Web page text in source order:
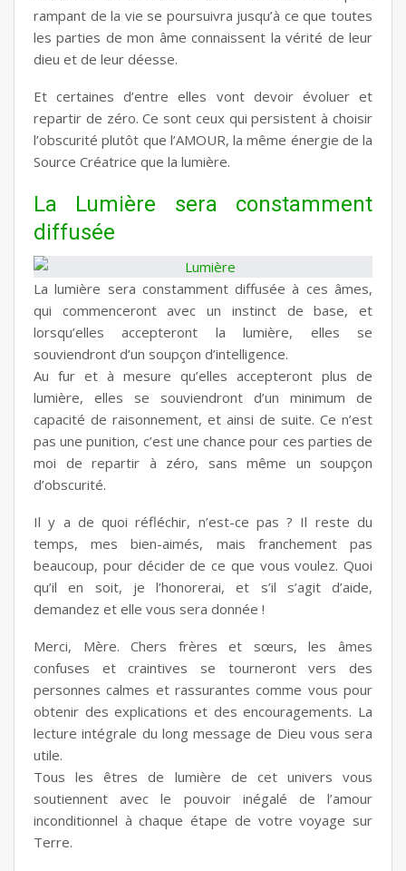
rampant de la vie se poursuivra jusqu’à ce que toutes
les parties de mon âme connaissent la vérité de leur
dieu et de leur déesse.
Et certaines d’entre elles vont devoir évoluer et
repartir de zéro. Ce sont ceux qui persistent à choisir
l’obscurité plutôt que l’AMOUR, la même énergie de la
Source Créatrice que la lumière.
La Lumière sera constamment
diffusée
La lumière sera constamment diffusée à ces âmes,
qui commenceront avec un instinct de base, et
lorsqu’elles accepteront la lumière, elles se
souviendront d’un soupçon d’intelligence.
Au fur et à mesure qu’elles accepteront plus de
lumière, elles se souviendront d’un minimum de
capacité de raisonnement, et ainsi de suite. Ce n’est
pas une punition, c’est une chance pour ces parties de
moi de repartir à zéro, sans même un soupçon
d’obscurité.
Il y a de quoi réfléchir, n’est-ce pas ? Il reste du
temps, mes bien-aimés, mais franchement pas
beaucoup, pour décider de ce que vous voulez. Quoi
qu’il en soit, je l’honorerai, et s’il s’agit d’aide,
demandez et elle vous sera donnée !
Merci, Mère. Chers frères et sœurs, les âmes
confuses et craintives se tourneront vers des
personnes calmes et rassurantes comme vous pour
obtenir des explications et des encouragements. La
lecture intégrale du long message de Dieu vous sera
utile.
Tous les êtres de lumière de cet univers vous
soutiennent avec le pouvoir inégalé de l’amour
inconditionnel à chaque étape de votre voyage sur
Terre.